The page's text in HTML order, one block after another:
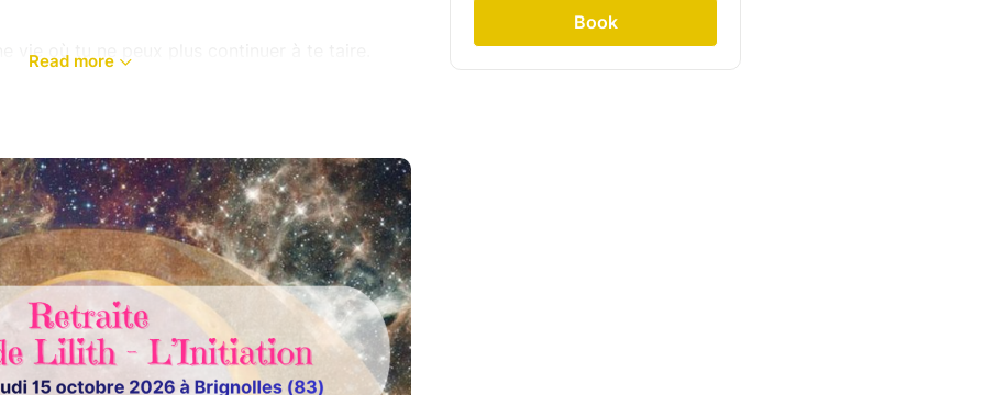
vie où tu ne peux plus continuer à te taire.
intérieure.
déposer les masques, ralentir profondément et
longtemps.
à travers des pratiques de reconnexion au
de libération émotionnelle et de
et douce, pensée pour celles qui sentent
Read more
Book